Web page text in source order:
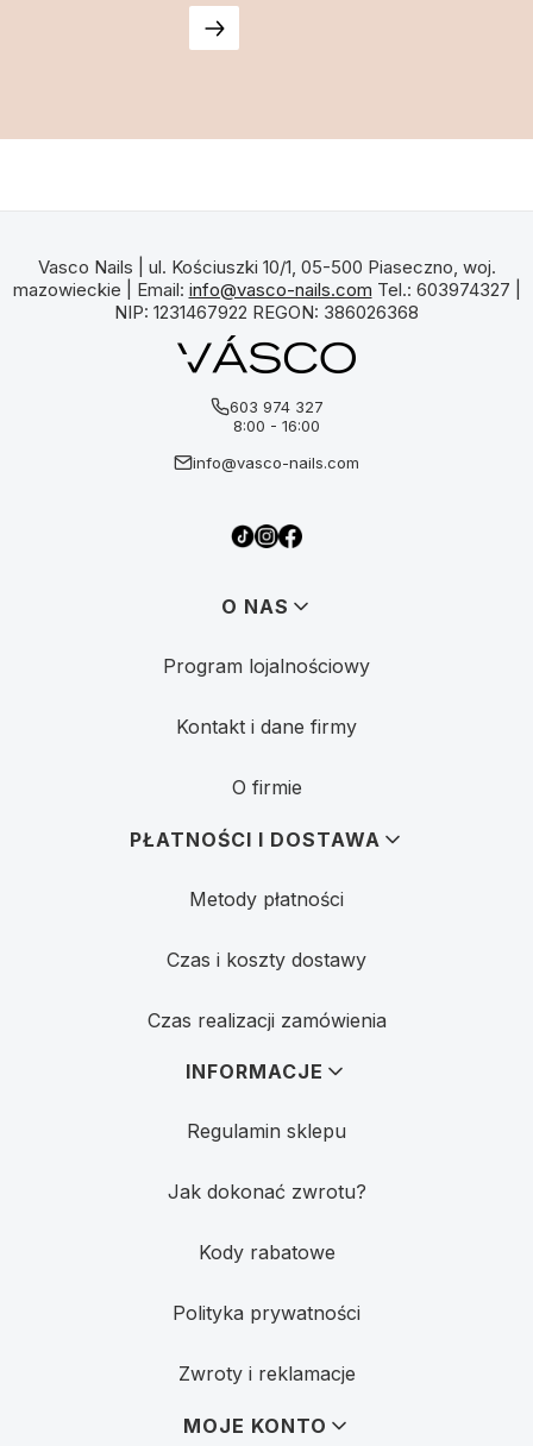
Vasco Nails | ul. Kościuszki 10/1, 05-500 Piaseczno, woj.
mazowieckie | Email: info@vasco-nails.com Tel.: 603974327 |
NIP: 1231467922 REGON: 386026368
603 974 327
8:00 - 16:00
info@vasco-nails.com
O NAS
Program lojalnościowy
Kontakt i dane firmy
O firmie
PŁATNOŚCI I DOSTAWA
Metody płatności
Czas i koszty dostawy
Czas realizacji zamówienia
INFORMACJE
Regulamin sklepu
Jak dokonać zwrotu?
Kody rabatowe
Polityka prywatności
Zwroty i reklamacje
MOJE KONTO